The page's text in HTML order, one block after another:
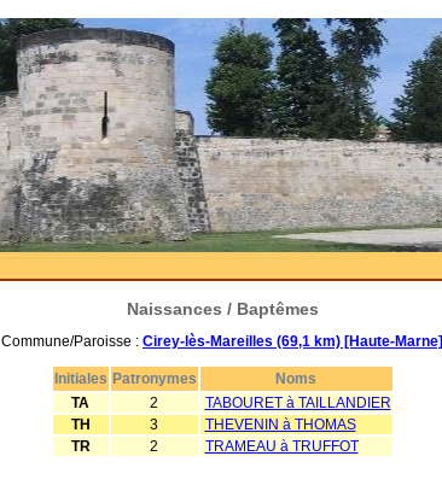
Naissances / Baptêmes
Commune/Paroisse : Cirey-lès-Mareilles (69,1 km) [Haute-Marne]
Initiales Patronymes
Noms
TA
2
TABOURET à TAILLANDIER
TH
3
THEVENIN à THOMAS
TR
2 TRAMEAU à TRUFFOT